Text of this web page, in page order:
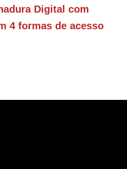
Digital com
4 formas de acesso